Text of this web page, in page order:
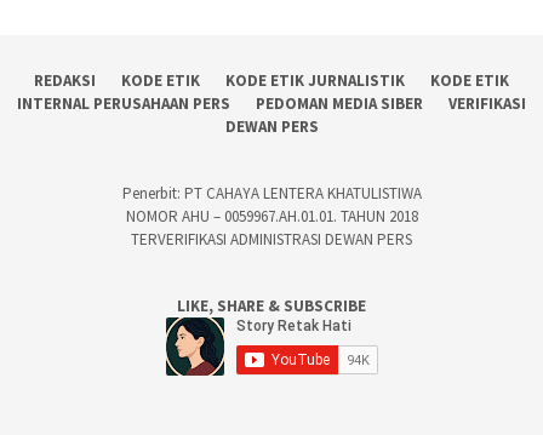
REDAKSI KODE ETIK KODE ETIK JURNALISTIK
KODE ETIK
INTERNAL PERUSAHAAN PERS
PEDOMAN MEDIA SIBER
VERIFIKASI
DEWAN PERS
Penerbit: PT CAHAYA LENTERA KHATULISTIWA
NOMOR AHU – 0059967.AH.01.01. TAHUN 2018
TERVERIFIKASI ADMINISTRASI DEWAN PERS
LIKE, SHARE & SUBSCRIBE